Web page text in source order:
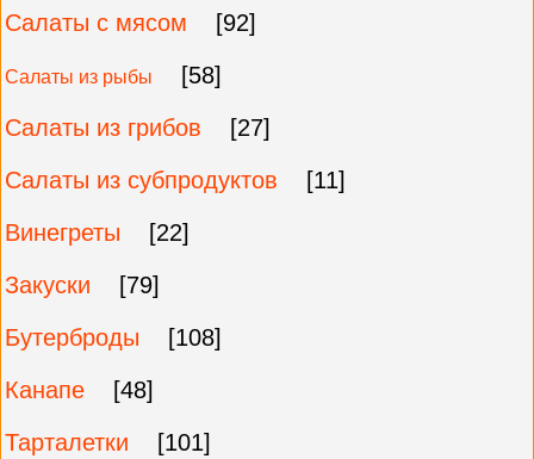
Салаты с мясом
[92]
Салаты из рыбы
[58]
Салаты из грибов
[27]
Салаты из субпродуктов
[11]
Винегреты
[22]
Закуски
[79]
Бутерброды
[108]
Канапе
[48]
Тарталетки
[101]